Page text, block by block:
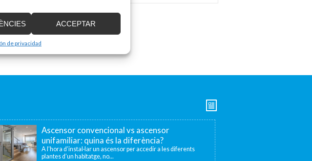
ACCEPTAR
de privacidad
Ascensor convencional vs ascensor
unifamiliar: quina és la diferència?
A l’hora d’instal·lar un ascensor per accedir a les diferents
plantes d’un habitatge, no...